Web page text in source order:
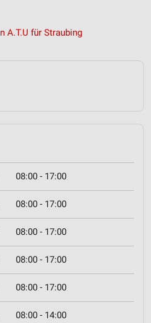
A.T.U für Straubing
08:00 - 17:00
08:00 - 17:00
08:00 - 17:00
08:00 - 17:00
08:00 - 17:00
08:00 - 14:00